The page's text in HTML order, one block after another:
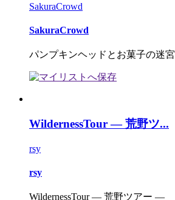
SakuraCrowd
SakuraCrowd
パンプキンヘッドとお菓子の迷宮
WildernessTour ― 荒野ツ...
rsy
rsy
WildernessTour ― 荒野ツアー ―